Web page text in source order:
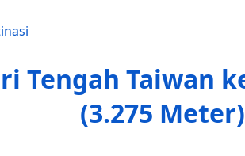
Tengah Taiwan
(3.275 Meter)